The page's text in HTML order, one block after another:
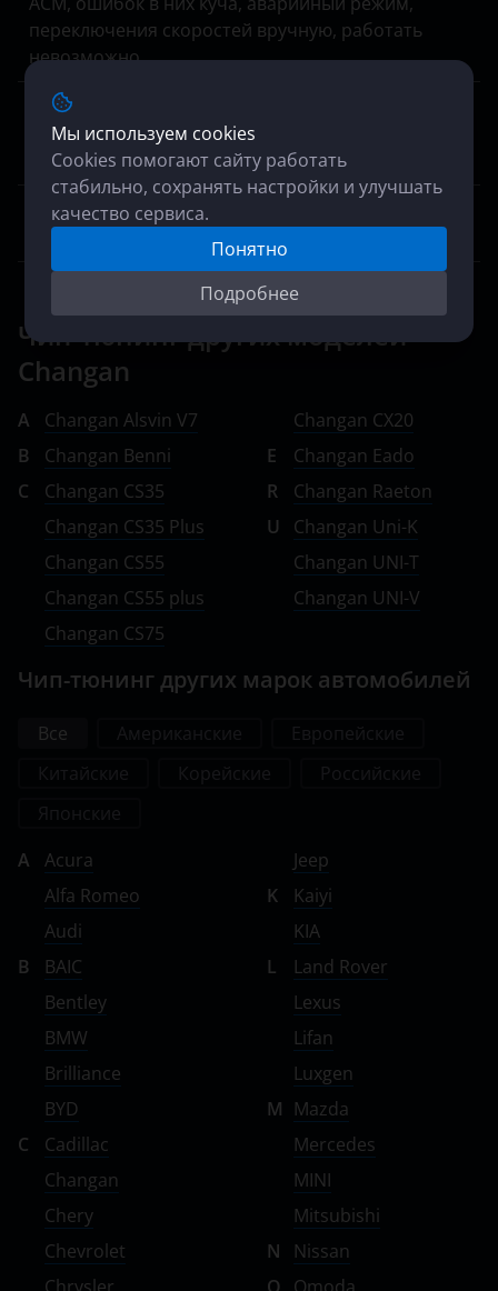
Мы используем cookies
Cookies помогают сайту работать
стабильно, сохранять настройки и улучшать
качество сервиса.
Понятно
Подробнее
переключения скоростей вручную, работать
невозможно.
Хочу индивидуальный тюнинг, значительно
улучшить динамику и эластичность, добиться
максимальной мощности.
Может ли, грязная сеточка бензобака быть
причиной низкого топливного давления?
Чип-тюнинг других моделей
Changan
A
Changan Alsvin V7
B
Changan Benni
C
Changan CS35
Changan CS35 Plus
Changan CS55
Changan CS55 plus
Changan CS75
Changan CX20
E
Changan Eado
R
Changan Raeton
U
Changan Uni-K
Changan UNI-T
Changan UNI-V
Чип-тюнинг других марок автомобилей
Все
A
Acura
Alfa Romeo
Audi
B
BAIC
Bentley
BMW
Brilliance
BYD
C
Cadillac
Changan
Chery
Chevrolet
Jeep
K
Kaiyi
KIA
L
Land Rover
Lexus
Lifan
Luxgen
M Mazda
Mercedes
MINI
Mitsubishi
N
Nissan